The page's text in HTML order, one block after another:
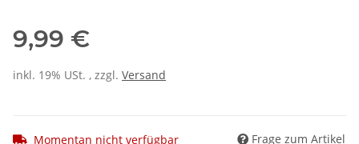
9,99 €
inkl. 19% USt. , zzgl. Versand
Momentan nicht verfügbar Frage zum Artikel